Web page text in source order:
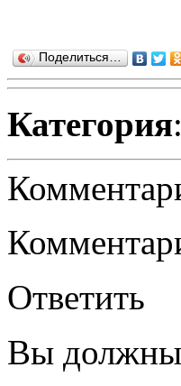
Поделиться…
Категория:
Ответить
Вы должны